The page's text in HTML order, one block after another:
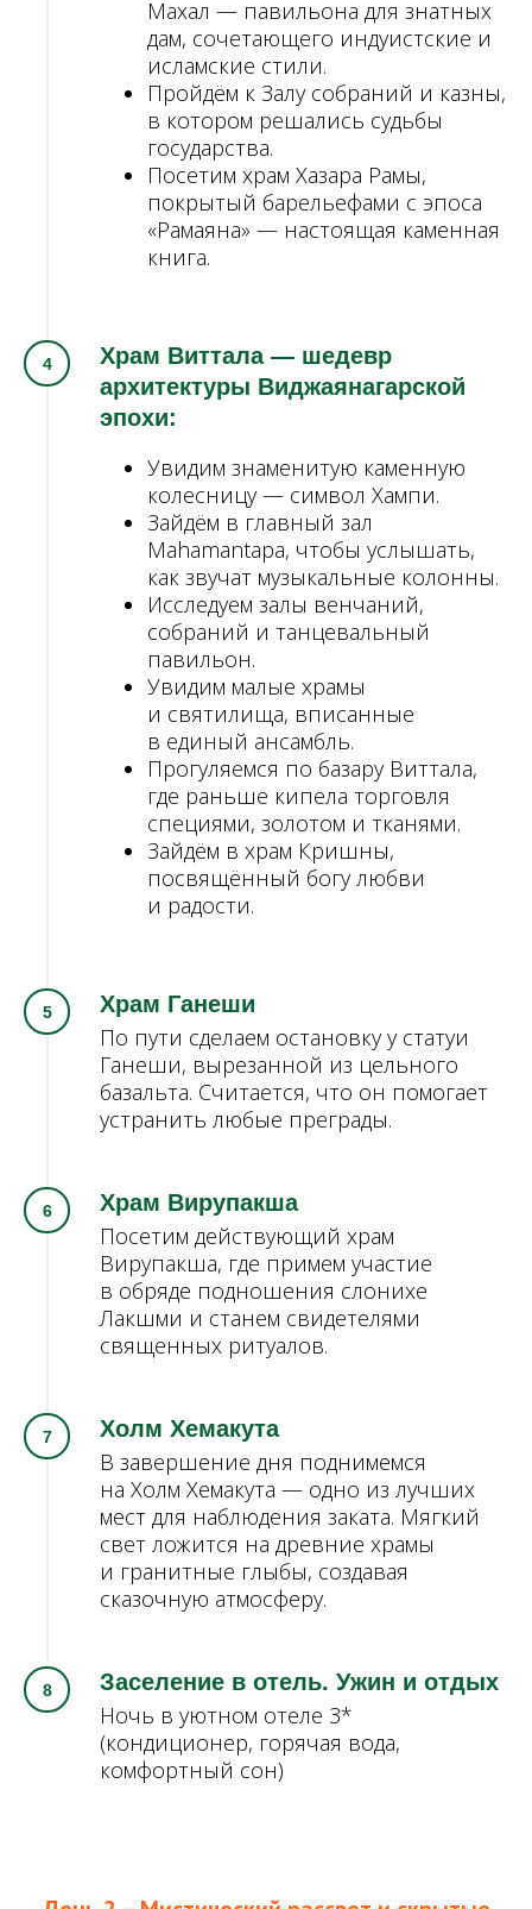
Махал — павильона для знатных
дам, сочетающего индуистские и
исламские стили.
Пройдём к Залу собраний и казны,
в котором решались судьбы
государства.
Посетим храм Хазара Рамы,
покрытый барельефами с эпоса
«Рамаяна» — настоящая каменная
книга.
Храм Виттала — шедевр
архитектуры Виджаянагарской
эпохи:
Увидим знаменитую каменную
колесницу — символ Хампи.
Зайдём в главный зал
Mahamantapa, чтобы услышать,
как звучат музыкальные колонны.
Исследуем залы венчаний,
собраний и танцевальный
павильон.
Увидим малые храмы
и святилища, вписанные
в единый ансамбль.
Прогуляемся по базару Виттала,
где раньше кипела торговля
специями, золотом и тканями.
Зайдём в храм Кришны,
посвящённый богу любви
и радости.
Храм Ганеши
По пути сделаем остановку у статуи
Ганеши, вырезанной из цельного
базальта. Считается, что он помогает
устранить любые преграды.
Храм Вирупакша
Посетим действующий храм
Вирупакша, где примем участие
в обряде подношения слонихе
Лакшми и станем свидетелями
священных ритуалов.
Холм Хемакута
В завершение дня поднимемся
на Холм Хемакута — одно из лучших
мест для наблюдения заката. Мягкий
свет ложится на древние храмы
и гранитные глыбы, создавая
сказочную атмосферу.
Заселение в отель. Ужин и отдых
Ночь в уютном отеле 3*
(кондиционер, горячая вода,
комфортный сон)